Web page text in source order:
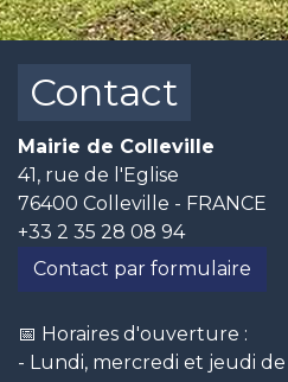
Contact
Mairie de Colleville
41, rue de l'Eglise
76400 Colleville - FRANCE
+33 2 35 28 08 94
Contact par formulaire
📅 Horaires d'ouverture :
- Lundi, mercredi et jeudi de